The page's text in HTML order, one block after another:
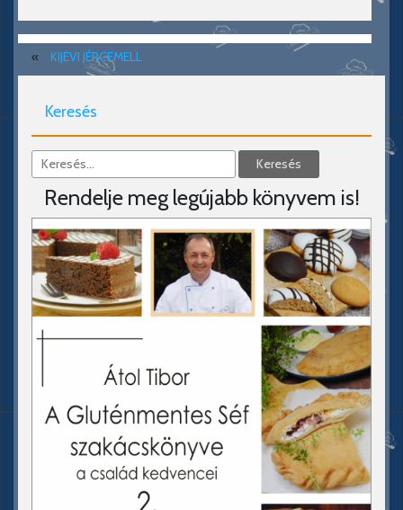
« KIJEVI JÉRCEMELL
Keresés
Rendelje meg legújabb könyvem is!